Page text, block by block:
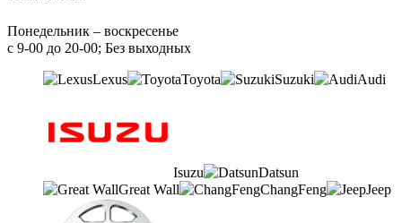
Понедельник – воскресенье
с 9-00 до 20-00; Без выходных
Lexus Toyota Suzuki Audi
Isuzu
Datsun
Great Wall
ChangFeng Jeep